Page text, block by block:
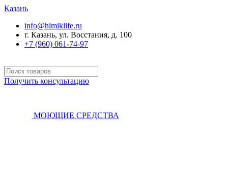
Казань
info@himiklife.ru
г. Казань, ул. Восстания, д. 100
+7 (960) 061-74-97
Получить консультацию
МОЮЩИЕ СРЕДСТВА